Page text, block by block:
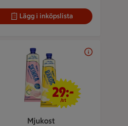
Lägg i inköpslista
Mjukost
29 kr/st
29:-
/st